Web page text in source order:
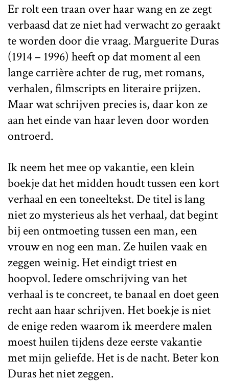
Er rolt een traan over haar wang en ze zegt
verbaasd dat ze niet had verwacht zo geraakt
te worden door die vraag. Marguerite Duras
(1914 – 1996) heeft op dat moment al een
lange carrière achter de rug, met romans,
verhalen, filmscripts en literaire prijzen.
Maar wat schrijven precies is, daar kon ze
aan het einde van haar leven door worden
ontroerd.
Ik neem het mee op vakantie, een klein
boekje dat het midden houdt tussen een kort
verhaal en een toneeltekst. De titel is lang
niet zo mysterieus als het verhaal, dat begint
bij een ontmoeting tussen een man, een
vrouw en nog een man. Ze huilen vaak en
zeggen weinig. Het eindigt triest en
hoopvol. Iedere omschrijving van het
verhaal is te concreet, te banaal en doet geen
recht aan haar schrijven. Het boekje is niet
de enige reden waarom ik meerdere malen
moest huilen tijdens deze eerste vakantie
met mijn geliefde. Het is de nacht. Beter kon
Duras het niet zeggen.